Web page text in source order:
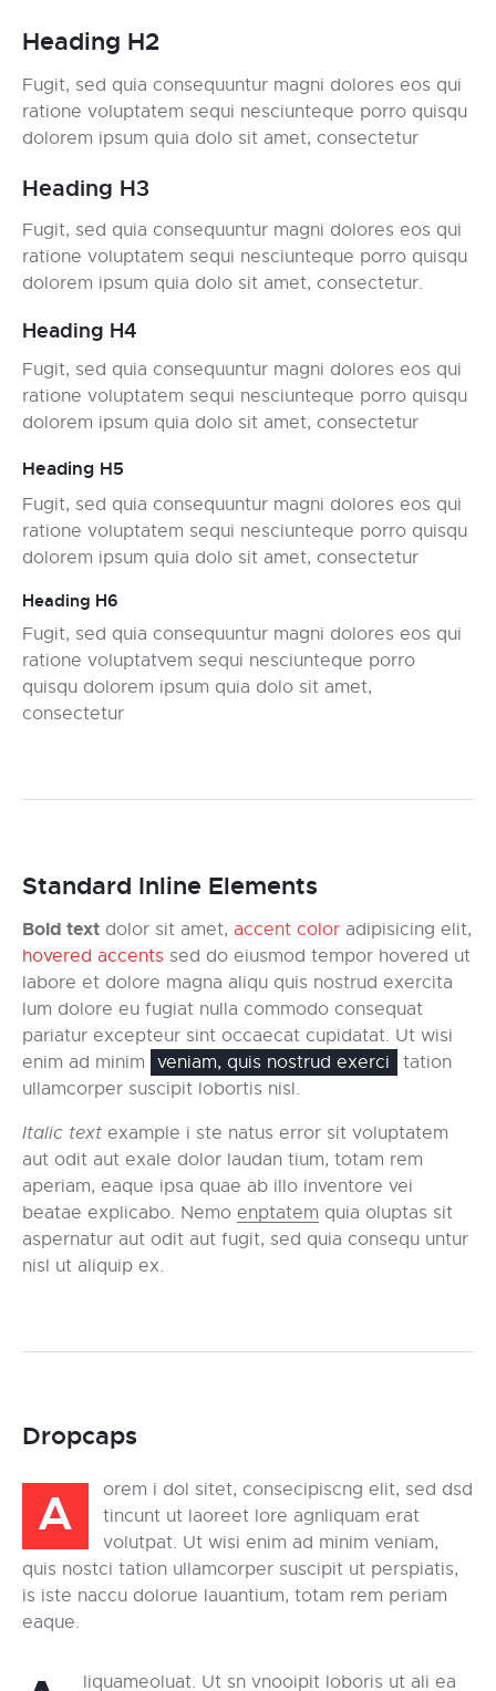
Heading H2
Fugit, sed quia consequuntur magni dolores eos qui
ratione voluptatem sequi nesciunteque porro quisqu
dolorem ipsum quia dolo sit amet, consectetur
Heading H3
Fugit, sed quia consequuntur magni dolores eos qui
ratione voluptatem sequi nesciunteque porro quisqu
dolorem ipsum quia dolo sit amet, consectetur.
Heading H4
Fugit, sed quia consequuntur magni dolores eos qui
ratione voluptatem sequi nesciunteque porro quisqu
dolorem ipsum quia dolo sit amet, consectetur
Heading H5
Fugit, sed quia consequuntur magni dolores eos qui
ratione voluptatem sequi nesciunteque porro quisqu
dolorem ipsum quia dolo sit amet, consectetur
Heading H6
Fugit, sed quia consequuntur magni dolores eos qui
ratione voluptatvem sequi nesciunteque porro
quisqu dolorem ipsum quia dolo sit amet,
consectetur
Standard Inline Elements
Bold text dolor sit amet, accent color adipisicing elit,
hovered accents sed do eiusmod tempor hovered ut
labore et dolore magna aliqu quis nostrud exercita
lum dolore eu fugiat nulla commodo consequat
pariatur excepteur sint occaecat cupidatat. Ut wisi
enim ad minim
veniam, quis nostrud exerci
tation
ullamcorper suscipit lobortis nisl.
Italic text example i ste natus error sit voluptatem
aut odit aut exale dolor laudan tium, totam rem
aperiam, eaque ipsa quae ab illo inventore vei
beatae explicabo. Nemo enptatem quia oluptas sit
aspernatur aut odit aut fugit, sed quia consequ untur
nisl ut aliquip ex.
Dropcaps
A
orem i dol sitet, consecipiscng elit, sed dsd
tincunt ut laoreet lore agnliquam erat
volutpat. Ut wisi enim ad minim veniam,
quis nostci tation ullamcorper suscipit ut perspiatis,
is iste naccu dolorue lauantium, totam rem periam
eaque.
liquameoluat. Ut sn vnooipit loboris ut ali ea